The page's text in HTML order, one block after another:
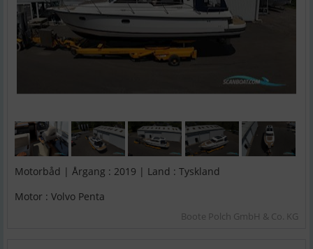
Motorbåd | Årgang : 2019 | Land : Tyskland
Motor : Volvo Penta
Boote Polch GmbH & Co. KG